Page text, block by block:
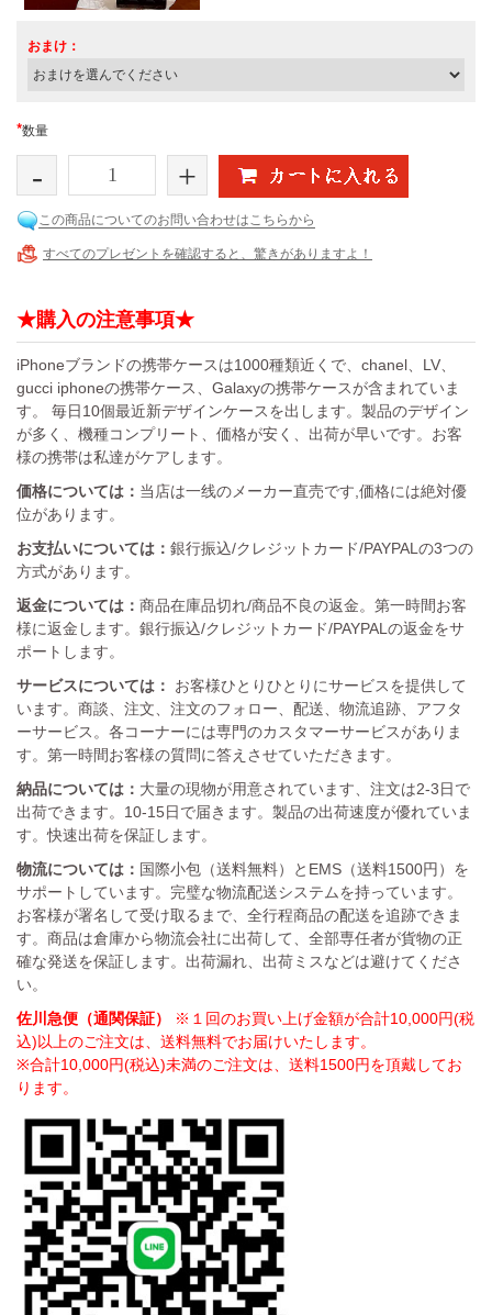
おまけ：
*数量
- +
この商品についてのお問い合わせはこちらから
すべてのプレゼントを確認すると、驚きがありますよ！
★購入の注意事項★
iPhoneブランドの携帯ケースは1000種類近くで、chanel、LV、
gucci iphoneの携帯ケース、Galaxyの携帯ケースが含まれていま
す。 毎日10個最近新デザインケースを出します。製品のデザイン
が多く、機種コンプリート、価格が安く、出荷が早いです。お客
様の携帯は私達がケアします。
価格については： 当店は一线のメーカー直売です,価格には絶対優
位があります。
お支払いについては： 銀行振込/クレジットカード/PAYPALの3つの
方式があります。
返金については： 商品在庫品切れ/商品不良の返金。第一時間お客
様に返金します。銀行振込/クレジットカード/PAYPALの返金をサ
ポートします。
サービスについては：
お客様ひとりひとりにサービスを提供して
います。商談、注文、注文のフォロー、配送、物流追跡、アフタ
ーサービス。各コーナーには専門のカスタマーサービスがありま
す。第一時間お客様の質問に答えさせていただきます。
納品については： 大量の現物が用意されています、注文は2-3日で
出荷できます。10-15日で届きます。製品の出荷速度が優れていま
す。快速出荷を保証します。
物流については： 国際小包（送料無料）とEMS（送料1500円）を
サポートしています。完璧な物流配送システムを持っています。
お客様が署名して受け取るまで、全行程商品の配送を追跡できま
す。商品は倉庫から物流会社に出荷して、全部専任者が貨物の正
確な発送を保証します。出荷漏れ、出荷ミスなどは避けてくださ
い。
佐川急便（通関保証）
※１回のお買い上げ金額が合計10,000円(税
込)以上のご注文は、送料無料でお届けいたします。
※合計10,000円(税込)未満のご注文は、送料1500円を頂戴してお
ります。